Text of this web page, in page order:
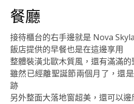
餐廳
接待櫃台的右手邊就是 Nova
飯店提供的早餐也是在這邊享用
整體裝潢北歐木質風，還有滿滿的
雖然已經離聖誕節兩個月了，還
跡
另外整面大落地窗超美，還可以邊